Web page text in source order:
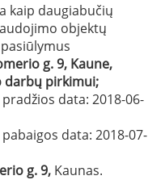
kaip daugiabučių
objektų
g. 9, Kaune,
darbų pirkimui;
data: 2018-06-
data: 2018-07-
g. 9, Kaunas.